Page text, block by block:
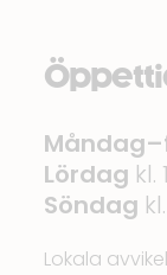
Lördag kl.
Söndag
Lokala